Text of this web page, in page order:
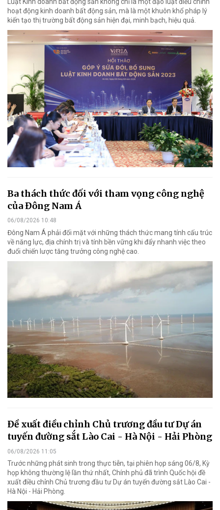
hoạt động kinh doanh bất động sản, mà là một khuôn khổ pháp lý
kiến tạo thị trường bất động sản hiện đại, minh bạch, hiệu quả.
Ba thách thức đối với tham vọng công nghệ
của Đông Nam Á
06/08/2026 10:48
Đông Nam Á phải đối mặt với những thách thức mang tính cấu trúc
về năng lực, địa chính trị và tính bền vững khi đẩy nhanh việc theo
đuổi chiến lược tăng trưởng công nghệ cao.
Đề xuất điều chỉnh Chủ trương đầu tư Dự án
tuyến đường sắt Lào Cai - Hà Nội - Hải Phòng
06/08/2026 11:05
Trước những phát sinh trong thực tiễn, tại phiên họp sáng 06/8, Kỳ
họp không thường lệ lần thứ nhất, Chính phủ đã trình Quốc hội đề
xuất điều chỉnh Chủ trương đầu tư Dự án tuyến đường sắt Lào Cai -
Hà Nội - Hải Phòng.